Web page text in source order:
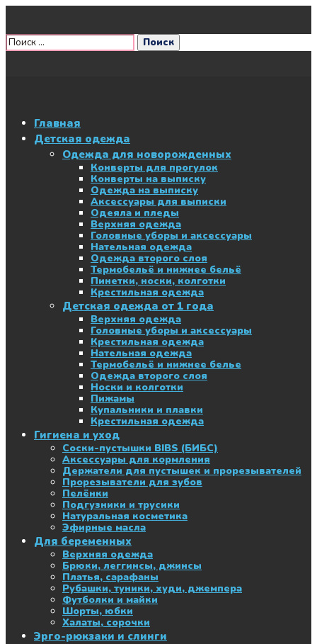
Главная
Детская одежда
Одежда для новорожденных
Конверты для прогулок
Конверты на выписку
Одежда на выписку
Аксессуары для выписки
Одеяла и пледы
Верхняя одежда
Головные уборы и аксессуары
Нательная одежда
Одежда второго слоя
Термобельё и нижнее бельё
Пинетки, носки, колготки
Крестильная одежда
Детская одежда от 1 года
Верхняя одежда
Головные уборы и аксессуары
Крестильная одежда
Нательная одежда
Термобельё и нижнее белье
Одежда второго слоя
Носки и колготки
Пижамы
Купальники и плавки
Крестильная одежда
Гигиена и уход
Соски-пустышки BIBS (БИБС)
Аксессуары для кормления
Держатели для пустышек и прорезывателей
Прорезыватели для зубов
Пелёнки
Подгузники и трусики
Натуральная косметика
Эфирные масла
Для беременных
Верхняя одежда
Брюки, леггинсы, джинсы
Платья, сарафаны
Рубашки, туники, худи, джемпера
Футболки и майки
Шорты, юбки
Халаты, сорочки
Эрго-рюкзаки и слинги